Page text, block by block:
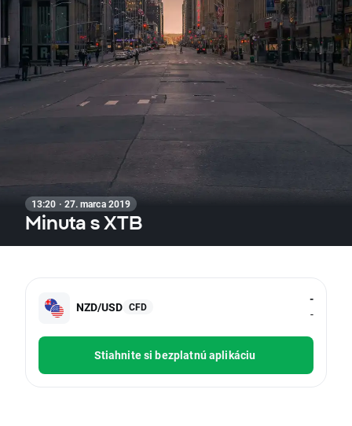
13:20 · 27. marca 2019
Minuta s XTB
NZD/USD CFD
-
-
Stiahnite si bezplatnú aplikáciu